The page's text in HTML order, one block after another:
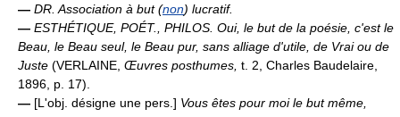
— DR. Association à but (non) lucratif.
— ESTHÉTIQUE, POÉT., PHILOS. Oui, le but de la poésie, c'est le
Beau, le Beau seul, le Beau pur, sans alliage d'utile, de Vrai ou de
Juste (VERLAINE, Œuvres posthumes, t. 2, Charles Baudelaire,
1896, p. 17).
— [L'obj. désigne une pers.] Vous êtes pour moi le but même,